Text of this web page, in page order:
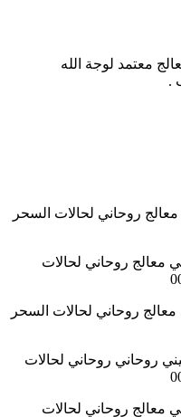
معتمد لوجة الله
روحاني لحالات السحر
معالج روحاني لحالات
روحاني لحالات السحر
روحاني روحاني لحالات
معالج روحاني لحالات